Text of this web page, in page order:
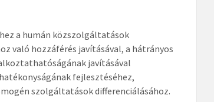
a humán közszolgáltatások
való hozzáférés javításával, a hátrányos
javításával
fejlesztéséhez,
szolgáltatások differenciálásához.